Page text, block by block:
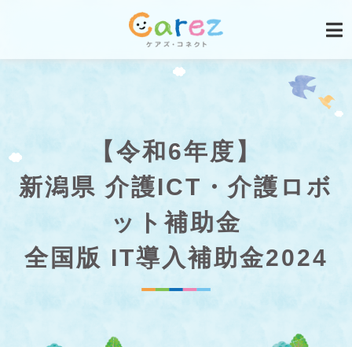
【令和6年度】
新潟県 介護ICT・介護ロボ
ット補助金
全国版 IT導入補助金2024